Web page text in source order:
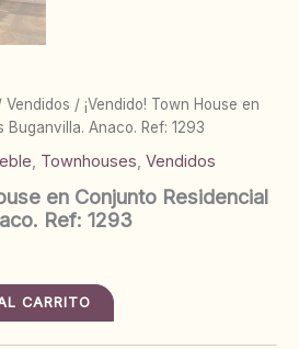
Vendidos / ¡Vendido! Town House en
Buganvilla. Anaco. Ref: 1293
, Townhouses, Vendidos
en Conjunto Residencial
Ref: 1293
CARRITO